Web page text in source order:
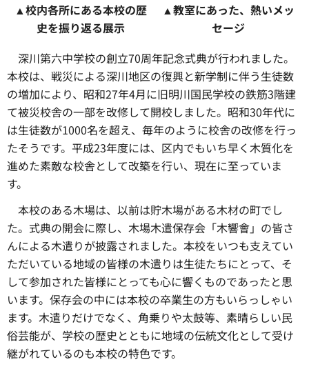
▲校内各所にある本校の歴
史を振り返る展示
▲教室にあった、熱いメッ
セージ
深川第六中学校の創立70周年記念式典が行われました。
本校は、戦災による深川地区の復興と新学制に伴う生徒数
の増加により、昭和27年4月に旧明川国民学校の鉄筋3階建
て被災校舎の一部を改修して開校しました。昭和30年代に
は生徒数が1000名を超え、毎年のように校舎の改修を行っ
たそうです。平成23年度には、区内でもいち早く木質化を
進めた素敵な校舎として改築を行い、現在に至っていま
す。
本校のある木場は、以前は貯木場がある木材の町でし
た。式典の開会に際し、木場木遣保存会「木響會」の皆さ
んによる木遣りが披露されました。本校をいつも支えてい
ただいている地域の皆様の木遣りは生徒たちにとって、そ
して参加された皆様にとっても心に響くものであったと思
います。保存会の中には本校の卒業生の方もいらっしゃい
ます。木遣りだけでなく、角乗りや太鼓等、素晴らしい民
俗芸能が、学校の歴史とともに地域の伝統文化として受け
継がれているのも本校の特色です。